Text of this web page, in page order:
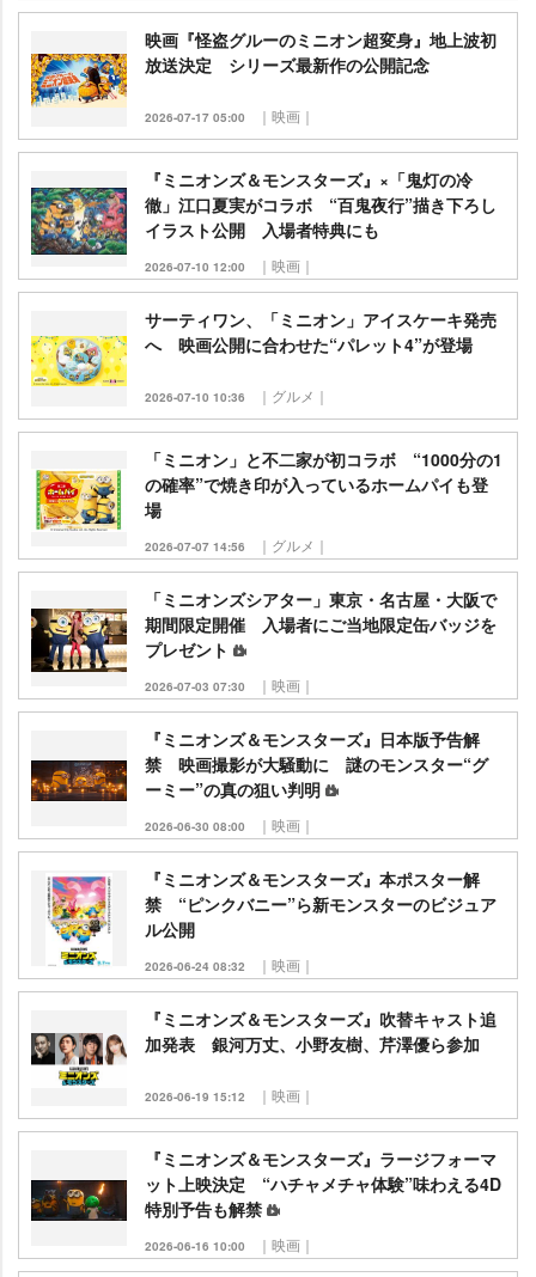
映画『怪盗グルーのミニオン超変身』地上波初
放送決定 シリーズ最新作の公開記念
2026-07-17 05:00 ｜映画｜
『ミニオンズ＆モンスターズ』×「鬼灯の冷
徹」江口夏実がコラボ “百鬼夜行”描き下ろし
イラスト公開 入場者特典にも
2026-07-10 12:00 ｜映画｜
サーティワン、「ミニオン」アイスケーキ発売
へ 映画公開に合わせた“パレット4”が登場
2026-07-10 10:36 ｜グルメ｜
「ミニオン」と不二家が初コラボ “1000分の1
の確率”で焼き印が入っているホームパイも登
場
2026-07-07 14:56 ｜グルメ｜
「ミニオンズシアター」東京・名古屋・大阪で
期間限定開催 入場者にご当地限定缶バッジを
プレゼント
2026-07-03 07:30 ｜映画｜
『ミニオンズ＆モンスターズ』日本版予告解
禁 映画撮影が大騒動に 謎のモンスター“グ
ーミー”の真の狙い判明
2026-06-30 08:00 ｜映画｜
『ミニオンズ＆モンスターズ』本ポスター解
禁 “ピンクバニー”ら新モンスターのビジュア
ル公開
2026-06-24 08:32 ｜映画｜
『ミニオンズ＆モンスターズ』吹替キャスト追
加発表 銀河万丈、小野友樹、芹澤優ら参加
2026-06-19 15:12 ｜映画｜
『ミニオンズ＆モンスターズ』ラージフォーマ
ット上映決定 “ハチャメチャ体験”味わえる4D
特別予告も解禁
2026-06-16 10:00 ｜映画｜